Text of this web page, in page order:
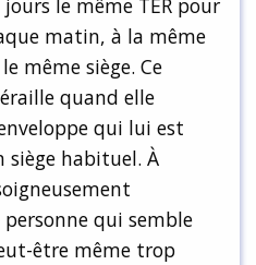
le même TER pour
matin, à la même
même siège. Ce
quand elle
qui lui est
siège habituel. À
qui semble
être même trop